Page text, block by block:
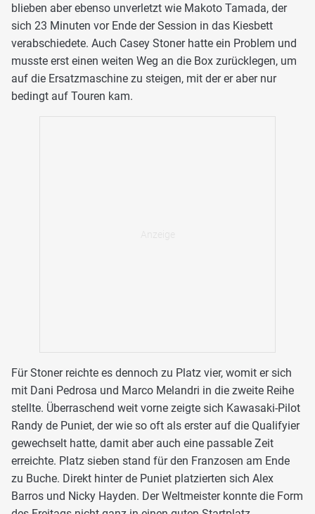
blieben aber ebenso unverletzt wie Makoto Tamada, der
sich 23 Minuten vor Ende der Session in das Kiesbett
verabschiedete. Auch Casey Stoner hatte ein Problem und
musste erst einen weiten Weg an die Box zurücklegen, um
auf die Ersatzmaschine zu steigen, mit der er aber nur
bedingt auf Touren kam.
Für Stoner reichte es dennoch zu Platz vier, womit er sich
mit Dani Pedrosa und Marco Melandri in die zweite Reihe
stellte. Überraschend weit vorne zeigte sich Kawasaki-Pilot
Randy de Puniet, der wie so oft als erster auf die Qualifyier
gewechselt hatte, damit aber auch eine passable Zeit
erreichte. Platz sieben stand für den Franzosen am Ende
zu Buche. Direkt hinter de Puniet platzierten sich Alex
Barros und Nicky Hayden. Der Weltmeister konnte die Form